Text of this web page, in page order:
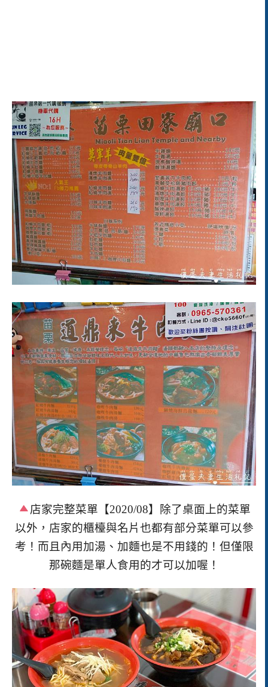
店家完整菜單【2020/08】除了桌面上的菜單
以外，店家的櫃檯與名片也都有部分菜單可以參
考！而且內用加湯、加麵也是不用錢的！但僅限
那碗麵是單人食用的才可以加喔！